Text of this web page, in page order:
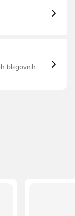
blagovnih